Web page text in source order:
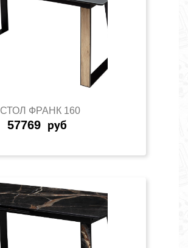
СТОЛ ФРАНК 160
57769 руб